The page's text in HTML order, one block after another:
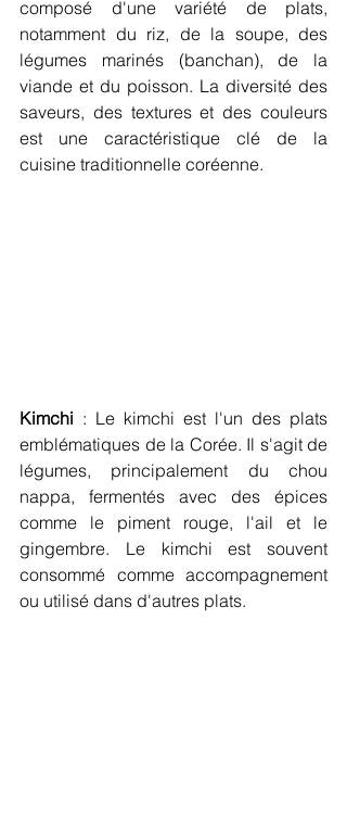
composé d'une variété de plats,
notamment du riz, de la soupe, des
légumes marinés (banchan), de la
viande et du poisson. La diversité des
saveurs, des textures et des couleurs
est une caractéristique clé de la
cuisine traditionnelle coréenne.
Kimchi : Le kimchi est l'un des plats
emblématiques de la Corée. Il s'agit de
légumes, principalement du chou
nappa, fermentés avec des épices
comme le piment rouge, l'ail et le
gingembre. Le kimchi est souvent
consommé comme accompagnement
ou utilisé dans d'autres plats.